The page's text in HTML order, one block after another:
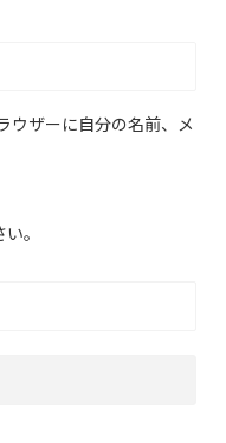
ウザーに自分の名前、メ
。